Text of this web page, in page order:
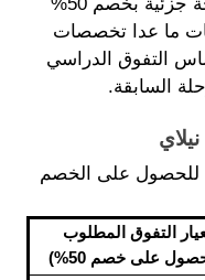
السابقة.
على خصم 50%)